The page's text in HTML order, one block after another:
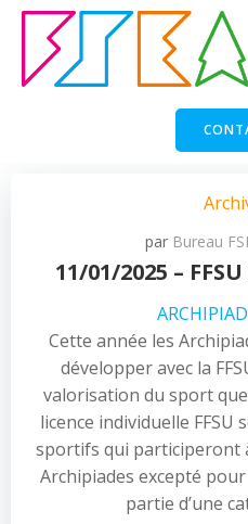
par Bureau
11/01/2025 –
Cette année les
développer avec la
valorisation du sport
licence individuelle FFSU
sportifs qui participeront
Archipiades excepté
partie d’une